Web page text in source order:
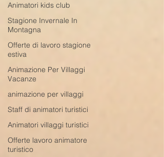
Animatori kids club
Stagione Invernale In
Montagna
Offerte di lavoro stagione
estiva
Animazione Per Villaggi
Vacanze
animazione per villaggi
Staff di animatori turistici
Animatori villaggi turistici
Offerte lavoro animatore
turistico